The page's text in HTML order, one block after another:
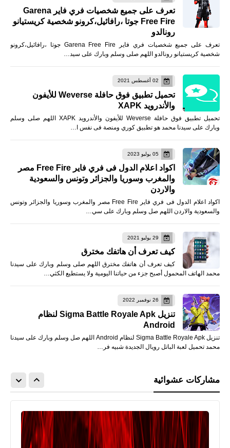
تعرف على جميع شخصيات فري فاير Garena
Free Fire جوتا ،رافائيل،كرونو شخصية كريستيانو
رونالدو
تعرف على جميع شخصيات فري فاير Garena Free Fire جوتا ،رافائيل،كرونو
شخصية كريستيانو رونالدو اللهم صلى وسلم وبارك على سيد…
02 أغسطس 2021
تحميل تطبيق فوق حافلة Weverse للأيفون
والأندرويد XAPK
تحميل تطبيق فوق حافلة Weverse للأيفون والأندرويد XAPK اللهم صلى وسلم
وبارك على سيدنا محمد هو تطبيق كوري ومنصة فى نفس ا…
05 يوليو 2023
اكواد اعلام الدول فى فري فاير Free Fire مصر
والمغرب وسوريا والجزائر وتونس والسعودية
والاردن
اكواد اعلام الدول فى فري فاير Free Fire مصر والمغرب وسوريا والجزائر وتونس
والسعودية والاردن اللهم صل وسلم وبارك على سي…
29 يوليو 2021
كيف تعرف أن هاتفك مخترق
كيف تعرف أن هاتفك مخترق اللهم صلى وسلم وبارك على سيدنا
محمد الهاتف المحمول أصبح جزء من حياتنا اليومية ولا يستطيع الكثي…
26 نوفمبر 2022
تنزيل Sigma Battle Royale Apk لنظام
Android
تنزيل Sigma Battle Royale Apk لنظام Android اللهم صل وسلم وبارك على سيدنا
محمد تحميل لعبة الباتل رويال الجديدة شبيه فر…
مشاركات عشوائية